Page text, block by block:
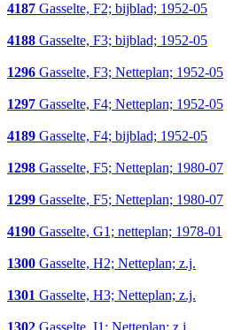
4187 Gasselte, F2; bijblad; 1952-05
4188 Gasselte, F3; bijblad; 1952-05
1296 Gasselte, F3; Netteplan; 1952-05
1297 Gasselte, F4; Netteplan; 1952-05
4189 Gasselte, F4; bijblad; 1952-05
1298 Gasselte, F5; Netteplan; 1980-07
1299 Gasselte, F5; Netteplan; 1980-07
4190 Gasselte, G1; netteplan; 1978-01
1300 Gasselte, H2; Netteplan; z.j.
1301 Gasselte, H3; Netteplan; z.j.